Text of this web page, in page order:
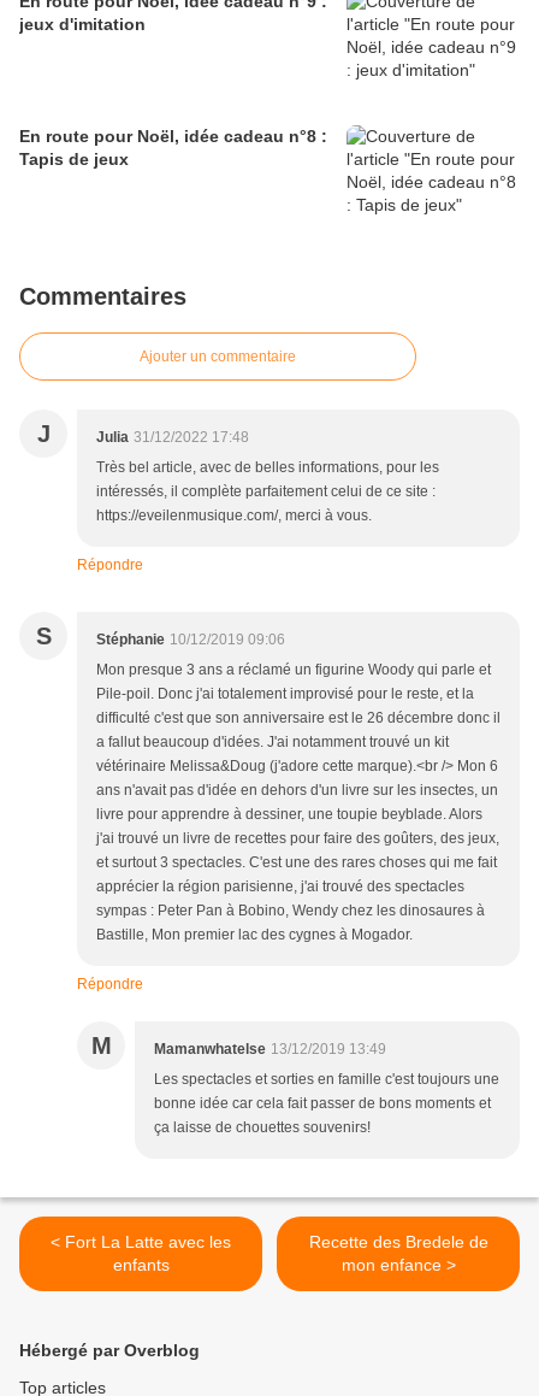
jeux d'imitation
En route pour Noël, idée cadeau n°8 :
Tapis de jeux
Commentaires
Ajouter un commentaire
J Julia 31/12/2022 17:48
Très bel article, avec de belles informations, pour les
intéressés, il complète parfaitement celui de ce site :
https://eveilenmusique.com/, merci à vous.
Répondre
S Stéphanie 10/12/2019 09:06
Mon presque 3 ans a réclamé un figurine Woody qui parle et
Pile-poil. Donc j'ai totalement improvisé pour le reste, et la
difficulté c'est que son anniversaire est le 26 décembre donc il
a fallut beaucoup d'idées. J'ai notamment trouvé un kit
vétérinaire Melissa&Doug (j'adore cette marque).<br /> Mon 6
ans n'avait pas d'idée en dehors d'un livre sur les insectes, un
livre pour apprendre à dessiner, une toupie beyblade. Alors
j'ai trouvé un livre de recettes pour faire des goûters, des jeux,
et surtout 3 spectacles. C'est une des rares choses qui me fait
apprécier la région parisienne, j'ai trouvé des spectacles
sympas : Peter Pan à Bobino, Wendy chez les dinosaures à
Bastille, Mon premier lac des cygnes à Mogador.
Répondre
M Mamanwhatelse 13/12/2019 13:49
Les spectacles et sorties en famille c'est toujours une
bonne idée car cela fait passer de bons moments et
ça laisse de chouettes souvenirs!
< Fort La Latte avec les
enfants
Recette des Bredele de
mon enfance >
Hébergé par Overblog
Top articles